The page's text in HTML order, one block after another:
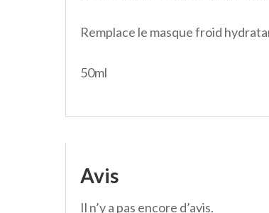
Remplace le masque froid
50ml
Avis
Il n’y a pas encore d’avis.